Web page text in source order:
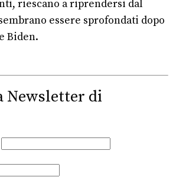
riescano a riprendersi dal
essere sprofondati dopo
Biden.
Newsletter di